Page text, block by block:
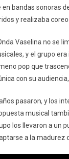
bandas sonoras
y realizaba
Vaselina no se
y el grupo
pop que
con su
pasaron, y los
musical
los llevaron a un
a la madurez